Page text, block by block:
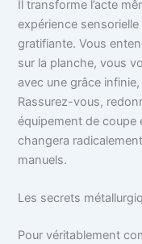
Il transforme l’acte
expérience
gratifiante. Vous
sur la planche, vous
avec une grâce
Rassurez-vous,
équipement de coupe
changera
manuels.
Les secrets
Pour véritablement